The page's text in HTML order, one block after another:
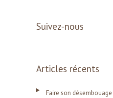
Suivez-nous
Articles récents
Faire son